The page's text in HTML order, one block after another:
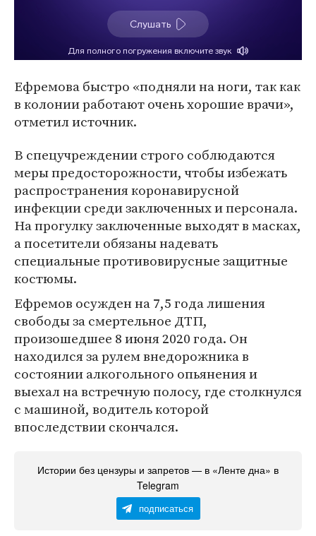
Ефремова быстро «подняли на ноги, так как
в колонии работают очень хорошие врачи»,
отметил источник.
В спецучреждении строго соблюдаются
меры предосторожности, чтобы избежать
распространения коронавирусной
инфекции среди заключенных и персонала.
На прогулку заключенные выходят в масках,
а посетители обязаны надевать
специальные противовирусные защитные
костюмы.
Ефремов осужден на 7,5 года лишения
свободы за смертельное ДТП,
произошедшее 8 июня 2020 года. Он
находился за рулем внедорожника в
состоянии алкогольного опьянения и
выехал на встречную полосу, где столкнулся
с машиной, водитель которой
впоследствии скончался.
Истории без цензуры и запретов — в «Ленте дна» в
Telegram
подписаться